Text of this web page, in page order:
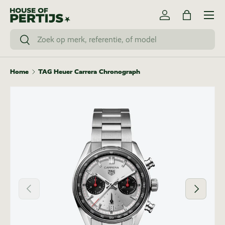
Ga naar inhoud
Zoeken
Zoeken
Inloggen
Tas
Menu
Home TAG Heuer Carrera Chronograph
Vorige Volgende